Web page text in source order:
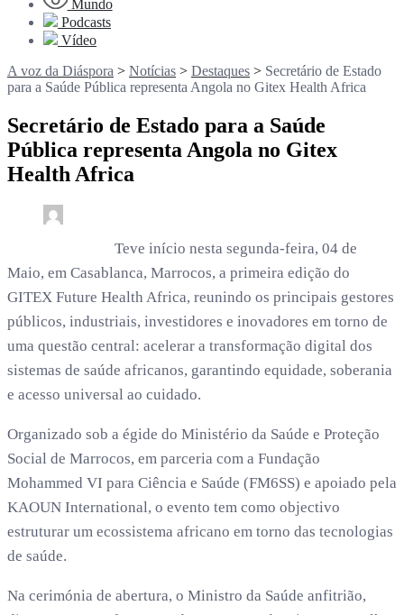
Mundo
Podcasts
Vídeo
A voz da Diáspora > Notícias > Destaques > Secretário de Estado
para a Saúde Pública representa Angola no Gitex Health Africa
Secretário de Estado para a Saúde
Pública representa Angola no Gitex
Health Africa
Teve início nesta segunda-feira, 04 de
Maio, em Casablanca, Marrocos, a primeira edição do
GITEX Future Health Africa, reunindo os principais gestores
públicos, industriais, investidores e inovadores em torno de
uma questão central: acelerar a transformação digital dos
sistemas de saúde africanos, garantindo equidade, soberania
e acesso universal ao cuidado.
Organizado sob a égide do Ministério da Saúde e Proteção
Social de Marrocos, em parceria com a Fundação
Mohammed VI para Ciência e Saúde (FM6SS) e apoiado pela
KAOUN International, o evento tem como objectivo
estruturar um ecossistema africano em torno das tecnologias
de saúde.
Na cerimónia de abertura, o Ministro da Saúde anfitrião,